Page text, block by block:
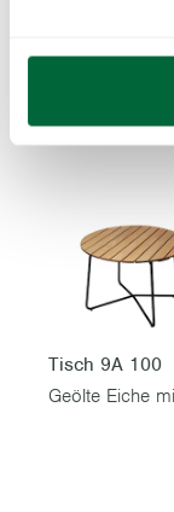
Tisch 9A 100